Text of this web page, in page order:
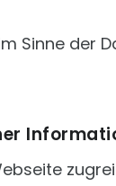
Sinne der